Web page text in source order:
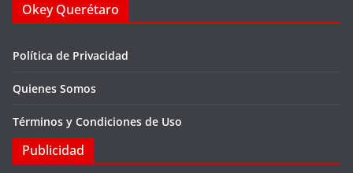
Okey Querétaro
Política de Privacidad
Quienes Somos
Términos y Condiciones de Uso
Publicidad